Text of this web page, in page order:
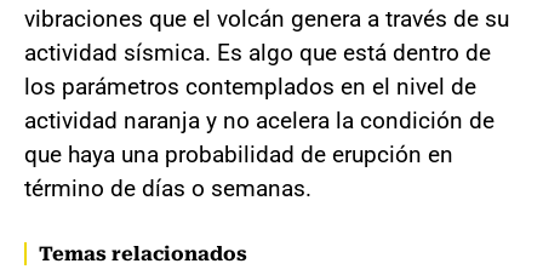
vibraciones que el volcán genera a través de su
actividad sísmica. Es algo que está dentro de
los parámetros contemplados en el nivel de
actividad naranja y no acelera la condición de
que haya una probabilidad de erupción en
término de días o semanas.
Temas relacionados